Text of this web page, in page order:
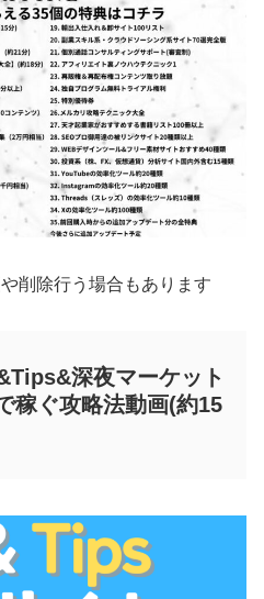
削除行う場合もあります
深夜マーケット
稼ぐ攻略法動画(約15